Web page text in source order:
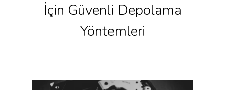
İçin Güvenli Depolama
Yöntemleri